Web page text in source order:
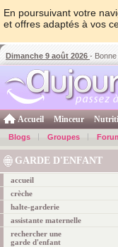
En poursuivant votre
et offres adaptés à vos
Dimanche 9 août 2026 -
Accueil Minceur
Blogs Groupes
GARDE D'ENFANT
accueil
crèche
halte-garderie
assistante maternelle
rechercher une
garde d'enfant